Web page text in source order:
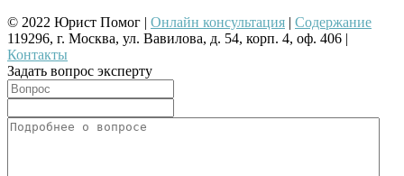
© 2022 Юрист Помог | Онлайн консультация | Содержание
119296, г. Москва, ул. Вавилова, д. 54, корп. 4, оф. 406 |
Контакты
Задать вопрос эксперту